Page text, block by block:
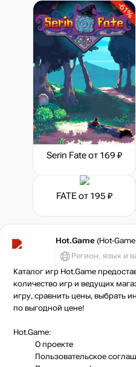
-61%
Serin Fateот 169 ₽
FATE от 195 ₽
Hot.Game (Hot-
Регион, язык и
Каталог игр Hot.Game
количество игр и ведущих
игру, сравнить цены, выбрать
по выгодной цене!
Hot.Game:
О проекте
Пользовательское